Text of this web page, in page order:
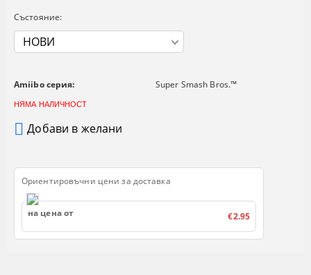
Състояние:
Amiibo серия: Super Smash Bros.™
НЯМА НАЛИЧНОСТ
Добави в желани
Ориентировъчни цени за доставка
на цена от €2.95